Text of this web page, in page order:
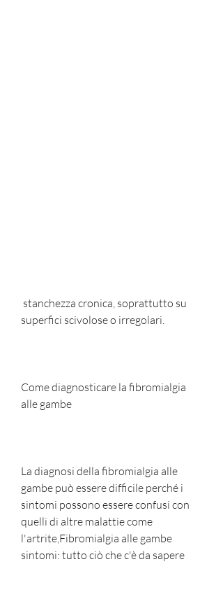
superfici scivolose o irregolari.
Come diagnosticare la fibromialgia
alle gambe
La diagnosi della fibromialgia alle
gambe può essere difficile perché i
sintomi possono essere confusi con
quelli di altre malattie come
l'artrite,Fibromialgia alle gambe
sintomi: tutto ciò che c'è da sapere